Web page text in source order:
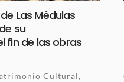
Las Médulas
su
fin de las obras
Cultural,